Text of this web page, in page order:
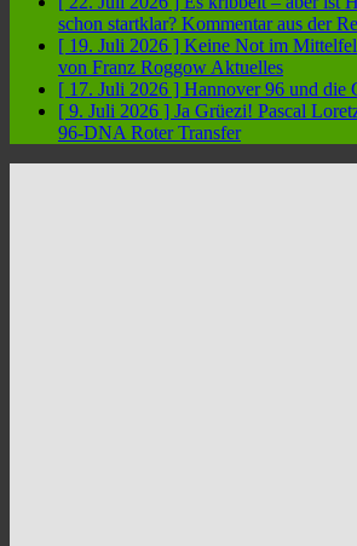
schon startklar? Kommentar aus der
[ 19. Juli 2026 ] Keine Not im
von Franz Roggow Aktuelles
[ 17. Juli 2026 ] Hannover 96 und die
[ 9. Juli 2026 ] Ja Grüezi! Pascal
96-DNA Roter Transfer